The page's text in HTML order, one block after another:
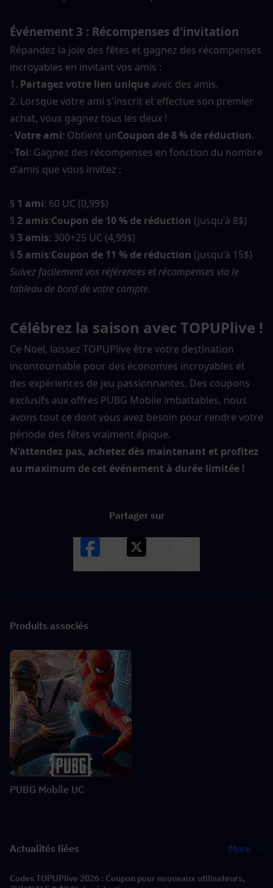
Événement 3 : Récompenses d'invitation
Répandez la joie des fêtes et gagnez des récompenses
incroyables en invitant vos amis :
1. Partagez votre lien unique avec des amis.
2. Lorsque votre ami s'inscrit et effectue son premier
achat, vous gagnez tous les deux !
· Votre ami: Obtient unCoupon de 8 % de réduction.
· Toi: Gagnez des récompenses en fonction du nombre
d'amis que vous invitez :
§ 1 ami: 60 UC (0,99$)
§ 2 amis:Coupon de 10 % de réduction (jusqu'à 8$)
§ 3 amis: 300+25 UC (4,99$)
§ 5 amis:Coupon de 11 % de réduction (jusqu'à 15$)
Suivez facilement vos références et récompenses via le
tableau de bord de votre compte.
Célébrez la saison avec TOPUPlive !
Ce Noël, laissez TOPUPlive être votre destination
incontournable pour des économies incroyables et
des expériences de jeu passionnantes. Des coupons
exclusifs aux offres PUBG Mobile imbattables, nous
avons tout ce dont vous avez besoin pour rendre votre
période des fêtes vraiment épique.
N'attendez pas, achetez dès maintenant et profitez
au maximum de cet événement à durée limitée !
Partager sur
Produits associés
PUBG Mobile UC
Actualités liées More
Codes TOPUPlive 2026 : Coupon pour nouveaux utilisateurs,